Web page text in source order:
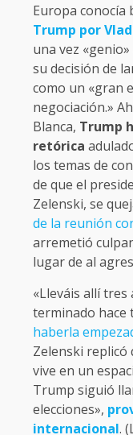
Europa conocía
Trump por
una vez
su decisión de
como un «gran
negociación.»
Blanca, Trump
retórica
los temas de
de que el
Zelenski, se
de la reunión
arremetió
lugar de al
«Lleváis allí
terminado hace
haberla
Zelenski replicó
vive en un
Trump siguió
elecciones»,
internacional.